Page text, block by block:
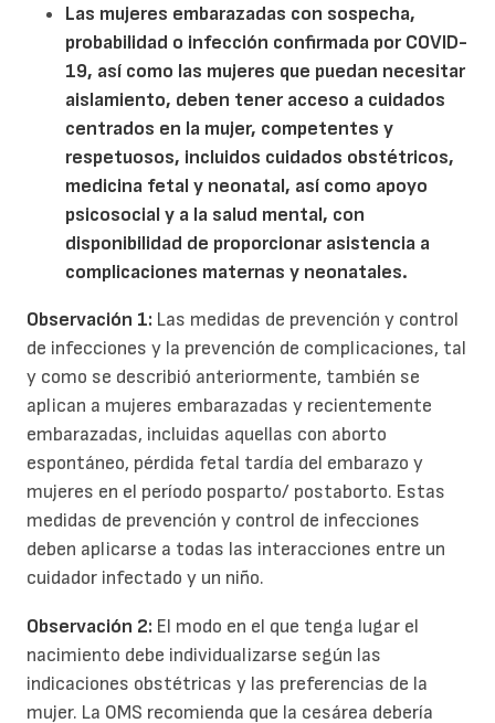
Las mujeres embarazadas con sospecha,
probabilidad o infección confirmada por COVID-
19, así como las mujeres que puedan necesitar
aislamiento, deben tener acceso a cuidados
centrados en la mujer, competentes y
respetuosos, incluidos cuidados obstétricos,
medicina fetal y neonatal, así como apoyo
psicosocial y a la salud mental, con
disponibilidad de proporcionar asistencia a
complicaciones maternas y neonatales.
Observación 1: Las medidas de prevención y control
de infecciones y la prevención de complicaciones, tal
y como se describió anteriormente, también se
aplican a mujeres embarazadas y recientemente
embarazadas, incluidas aquellas con aborto
espontáneo, pérdida fetal tardía del embarazo y
mujeres en el período posparto/ postaborto. Estas
medidas de prevención y control de infecciones
deben aplicarse a todas las interacciones entre un
cuidador infectado y un niño.
Observación 2: El modo en el que tenga lugar el
nacimiento debe individualizarse según las
indicaciones obstétricas y las preferencias de la
mujer. La OMS recomienda que la cesárea debería